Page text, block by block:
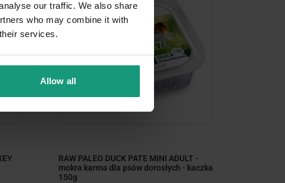
our traffic. We also share
who may combine it with
services.
Allow all
RAW PALEO DUCK PATE MINI ADULT -
mokra karma dla psów dorosłych - kaczka
150g